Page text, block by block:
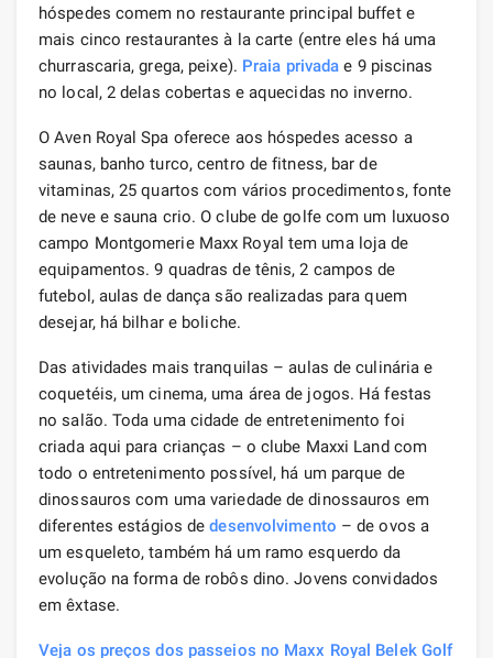
hóspedes comem no restaurante principal buffet e
mais cinco restaurantes à la carte (entre eles há uma
churrascaria, grega, peixe). Praia privada e 9 piscinas
no local, 2 delas cobertas e aquecidas no inverno.
O Aven Royal Spa oferece aos hóspedes acesso a
saunas, banho turco, centro de fitness, bar de
vitaminas, 25 quartos com vários procedimentos, fonte
de neve e sauna crio. O clube de golfe com um luxuoso
campo Montgomerie Maxx Royal tem uma loja de
equipamentos. 9 quadras de tênis, 2 campos de
futebol, aulas de dança são realizadas para quem
desejar, há bilhar e boliche.
Das atividades mais tranquilas – aulas de culinária e
coquetéis, um cinema, uma área de jogos. Há festas
no salão. Toda uma cidade de entretenimento foi
criada aqui para crianças – o clube Maxxi Land com
todo o entretenimento possível, há um parque de
dinossauros com uma variedade de dinossauros em
diferentes estágios dedesenvolvimento – de ovos a
um esqueleto, também há um ramo esquerdo da
evolução na forma de robôs dino. Jovens convidados
em êxtase.
Veja os preços dos passeios no Maxx Royal Belek Golf